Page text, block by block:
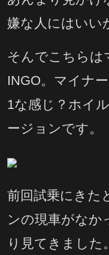
嫌な人にはいい
そんでこちらは
INGO。マイナ
1な感じ？ホイ
ージョンです。
前回試乗にきた
ンの現車がなか
り見てきました